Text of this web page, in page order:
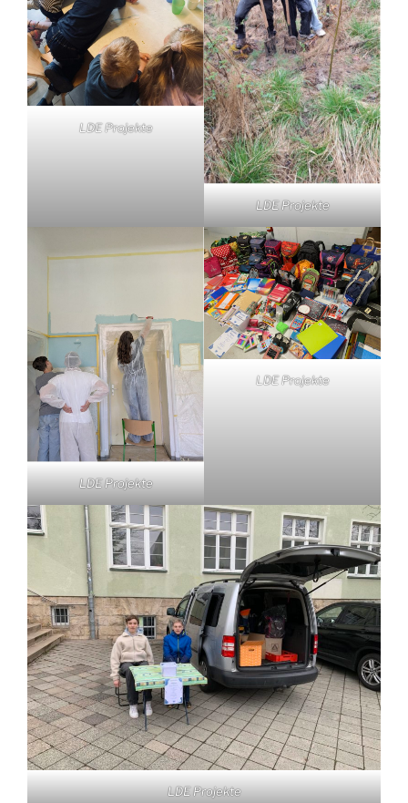
LDE Projekte
LDE Projekte
LDE Projekte
LDE Projekte
LDE Projekte